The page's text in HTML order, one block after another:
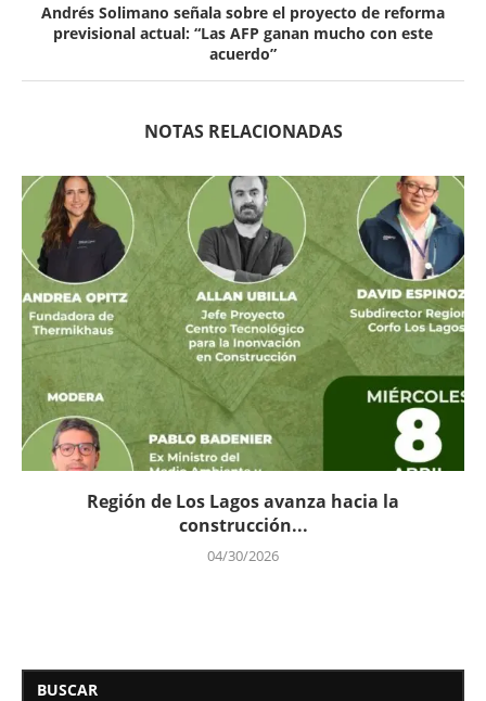
Andrés Solimano señala sobre el proyecto de reforma
previsional actual: “Las AFP ganan mucho con este
acuerdo”
NOTAS RELACIONADAS
Región de Los Lagos avanza hacia la
construcción...
04/30/2026
BUSCAR